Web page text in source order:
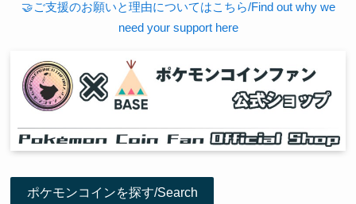
🤝ご支援のお願いと理由についてはこちら/Find out why we
need your support here
ポケモンコインを探す/Search